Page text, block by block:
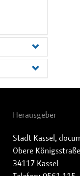
Herausgeber
Stadt Kassel,
Obere
34117 Kassel